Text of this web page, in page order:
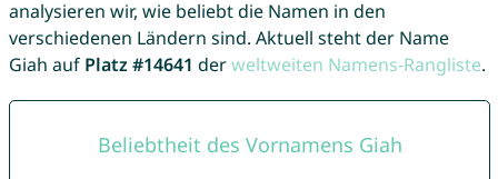
analysieren wir, wie beliebt die Namen in den
verschiedenen Ländern sind. Aktuell steht der Name
Giah auf Platz #14641 derweltweiten Namens-Rangliste.